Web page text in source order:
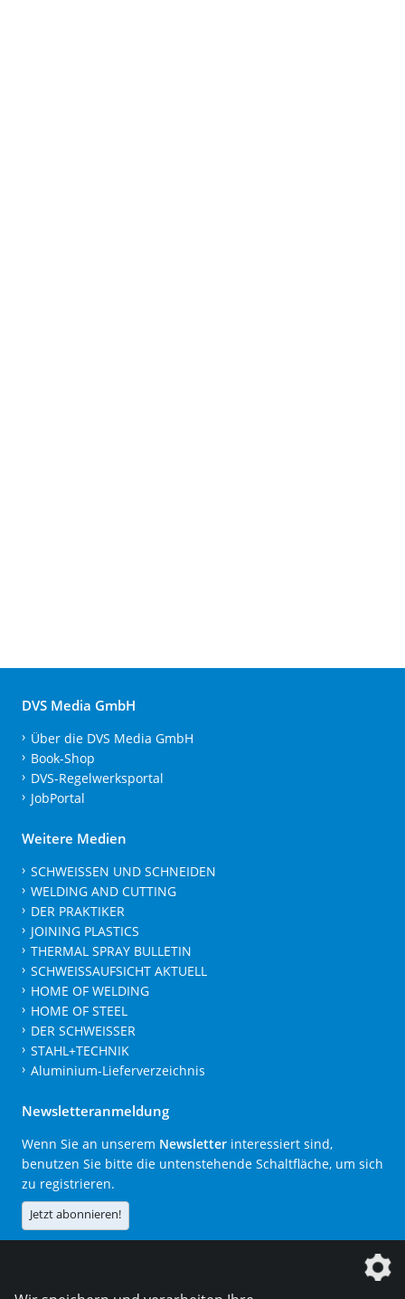
DVS Media GmbH
Über die DVS Media GmbH
Book-Shop
DVS-Regelwerksportal
JobPortal
Weitere Medien
SCHWEISSEN UND SCHNEIDEN
WELDING AND CUTTING
DER PRAKTIKER
JOINING PLASTICS
THERMAL SPRAY BULLETIN
SCHWEISSAUFSICHT AKTUELL
HOME OF WELDING
HOME OF STEEL
DER SCHWEISSER
STAHL+TECHNIK
Aluminium-Lieferverzeichnis
Newsletteranmeldung
Wenn Sie an unserem Newsletter interessiert sind,
benutzen Sie bitte die untenstehende Schaltfläche, um sich
zu registrieren.
Jetzt abonnieren!
Die DVS Media GmbH ist ein Unternehmen der